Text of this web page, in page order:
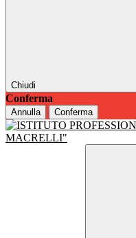
Chiudi
Conferma
Annulla Conferma